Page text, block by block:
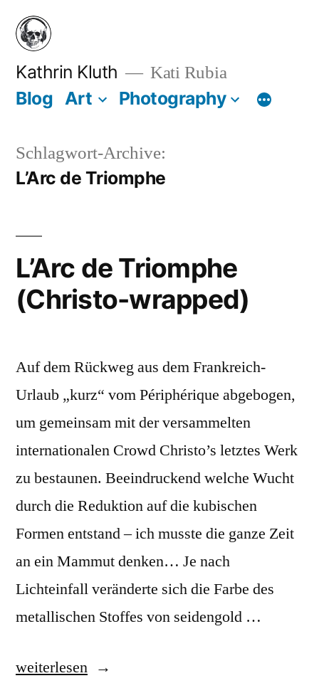
Zum
Inhalt
springen
Kathrin Kluth Kati Rubia
Blog Art Photography
Schlagwort-Archive:
L’Arc de Triomphe
L’Arc de Triomphe
(Christo-wrapped)
Auf dem Rückweg aus dem Frankreich-
Urlaub „kurz“ vom Périphérique abgebogen,
um gemeinsam mit der versammelten
internationalen Crowd Christo’s letztes Werk
zu bestaunen. Beeindruckend welche Wucht
durch die Reduktion auf die kubischen
Formen entstand – ich musste die ganze Zeit
an ein Mammut denken… Je nach
Lichteinfall veränderte sich die Farbe des
metallischen Stoffes von seidengold …
„L’Arc
weiterlesen